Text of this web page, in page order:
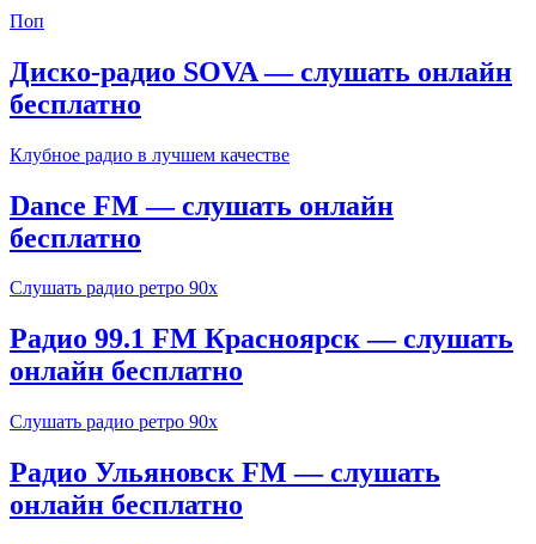
Поп
Диско-радио SOVA — слушать онлайн
бесплатно
Клубное радио в лучшем качестве
Dance FM — слушать онлайн
бесплатно
Слушать радио ретро 90х
Радио 99.1 FM Красноярск — слушать
онлайн бесплатно
Слушать радио ретро 90х
Радио Ульяновск FM — слушать
онлайн бесплатно